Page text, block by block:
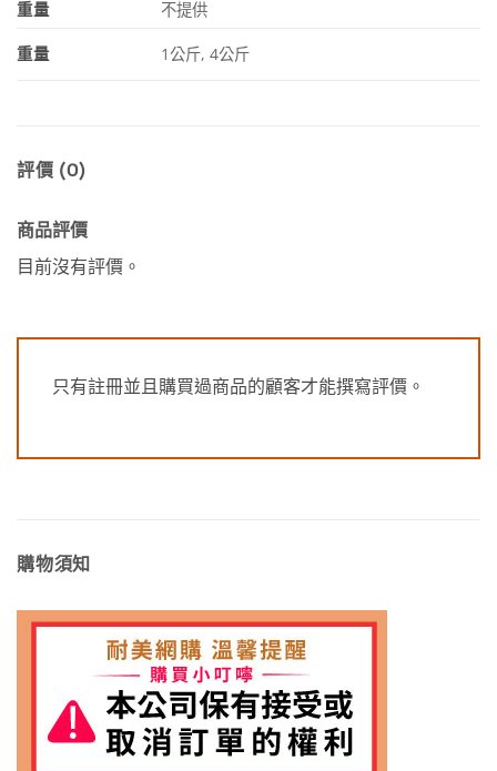
重量 不提供
重量 1公斤, 4公斤
評價 (0)
商品評價
目前沒有評價。
只有註冊並且購買過商品的顧客才能撰寫評價。
購物須知